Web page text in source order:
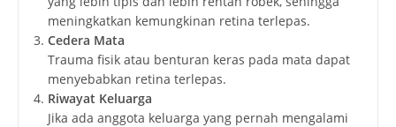
meningkatkan kemungkinan retina terlepas.
Cedera Mata
Trauma fisik atau benturan keras pada mata dapat
menyebabkan retina terlepas.
Riwayat Keluarga
Jika ada anggota keluarga yang pernah mengalami